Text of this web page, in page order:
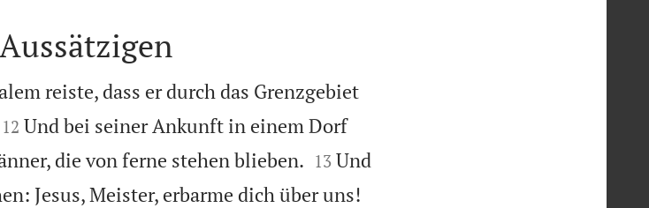
reiste, dass er durch das Grenzgebiet

12 Und bei seiner Ankunft in einem Dorf
die von ferne stehen blieben.
13 Und
Jesus, Meister, erbarme dich über uns!